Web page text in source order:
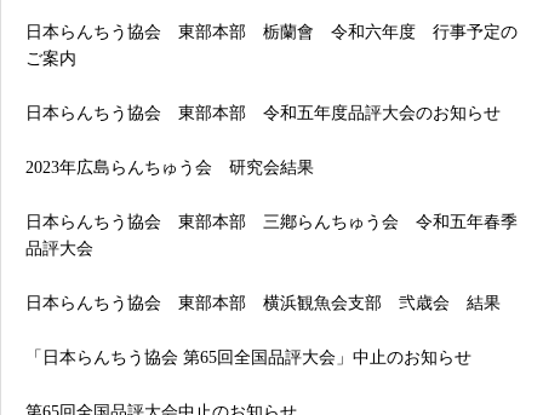
日本らんちう協会 東部本部 栃蘭會 令和六年度 行事予定の
ご案内
日本らんちう協会 東部本部 令和五年度品評大会のお知らせ
2023年広島らんちゅう会 研究会結果
日本らんちう協会 東部本部 三鄕らんちゅう会 令和五年春季
品評大会
日本らんちう協会 東部本部 横浜観魚会支部 弐歳会 結果
「日本らんちう協会 第65回全国品評大会」中止のお知らせ